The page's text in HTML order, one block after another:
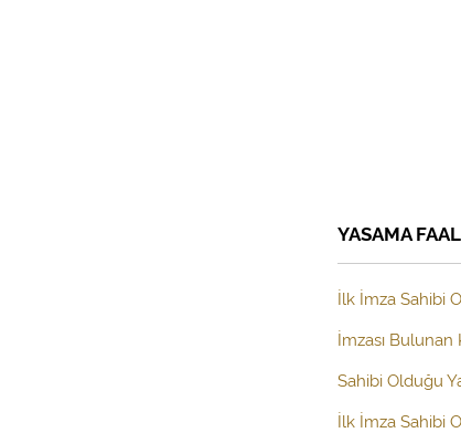
YASAMA
İlk İmza Sahibi
İmzası
Sahibi Olduğu
İlk İmza Sahibi